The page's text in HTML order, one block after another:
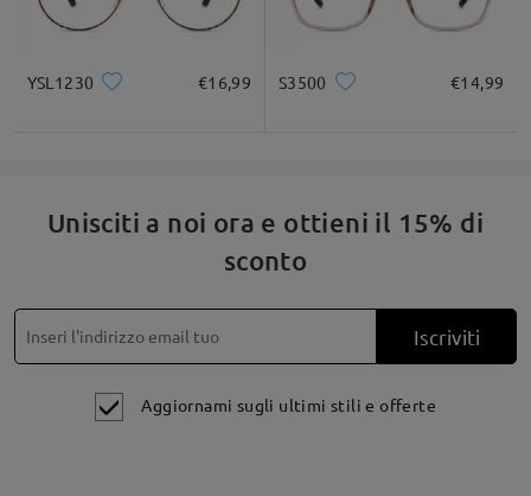
YSL1230 €16,99 S3500 €14,99
Unisciti a noi ora e ottieni il 15% di
sconto
Iscriviti
Aggiornami sugli ultimi stili e offerte